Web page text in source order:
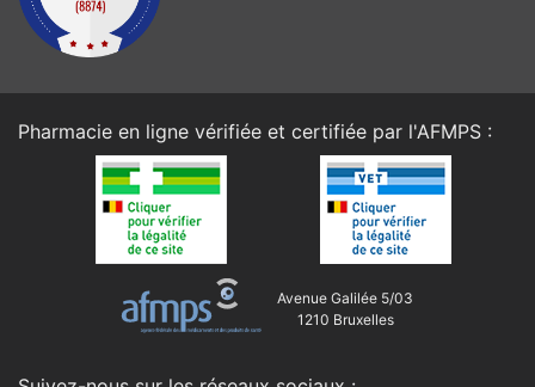
Pharmacie en ligne vérifiée et certifiée par l'AFMPS :
Avenue Galilée 5/03
1210 Bruxelles